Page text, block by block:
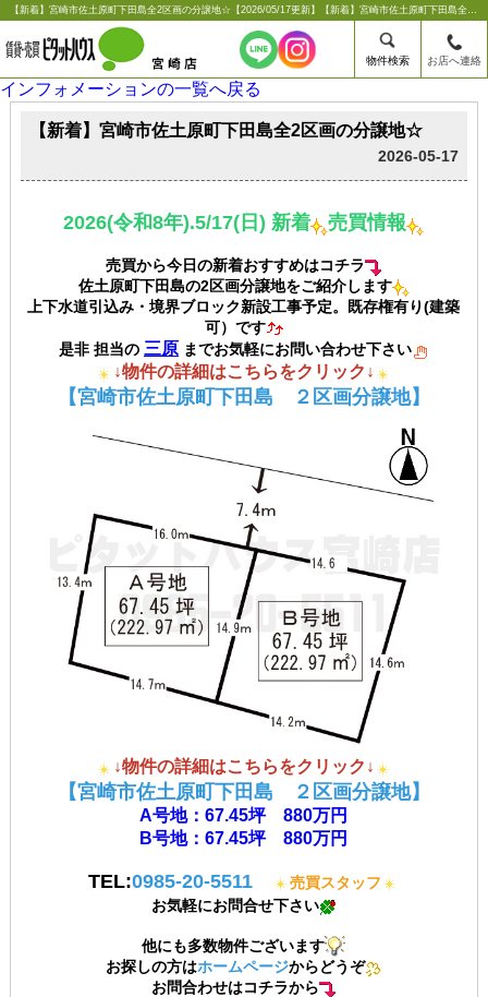
【新着】宮崎市佐土原町下田島全2区画の分譲地☆【2026/05/17更新】【新着】宮崎市佐土原町下田島全2区画の分譲地☆ |宮崎市の賃貸のことならシーエス不動産コンサルタンツ【ピタットハウス宮崎店】
物件検索 お店へ連絡
インフォメーションの一覧へ戻る
【新着】宮崎市佐土原町下田島全2区画の分譲地☆
2026-05-17
2026(令和8年).5/17(日) 新着 売買情報
売買から今日の新着おすすめはコチラ
佐土原町下田島の2区画分譲地をご紹介します
上下水道引込み・境界ブロック新設工事予定。既存権有り(建築
可）です
是非 担当の 三原 までお気軽にお問い合わせ下さい
↓物件の詳細はこちらをクリック↓
【宮崎市佐土原町下田島 ２区画分譲地】
↓物件の詳細はこちらをクリック↓
【宮崎市佐土原町下田島 ２区画分譲地】
A号地：67.45坪 880万円
B号地：67.45坪 880万円
TEL:0985-20-5511
売買スタッフ
お気軽にお問合せ下さい
他にも多数物件ございます
お探しの方はホームページからどうぞ
お問合わせはコチラから